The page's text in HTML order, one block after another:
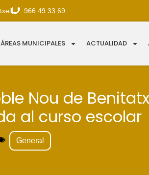
966 49 33 69
ÁREAS MUNICIPALES ACTUALIDAD
Nou de
al curso escolar
General